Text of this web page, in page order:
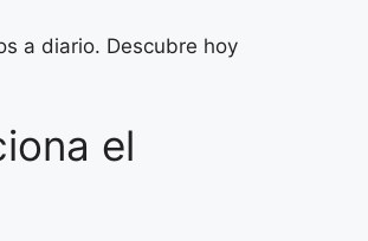
a diario. Descubre hoy
el